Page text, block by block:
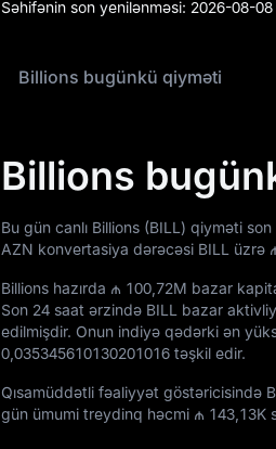
Səhifənin son yenilənməsi: 2026-08-
Billions bugünkü qiyməti
Billions
Bu gün canlı Billions (BILL) qiyməti
AZN konvertasiya dərəcəsi BILL üzrə
Billions hazırda ₼ 100,72M bazar
Son 24 saat ərzində BILL bazar
edilmişdir. Onun indiyə qədərki ən
0,035345610130201016 təşkil edir.
Qısamüddətli fəaliyyət göstəricisində
gün ümumi treydinq həcmi ₼ 143,13K